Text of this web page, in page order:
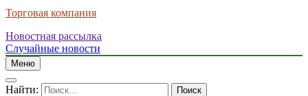
Торговая компания
Новостная рассылка
Случайные новости
Меню
Найти: